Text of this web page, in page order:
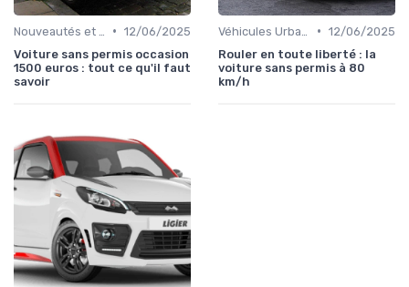
• 12/06/2025
Voiture sans permis occasion
1500 euros : tout ce qu'il faut
savoir
• 12/06/2025
Rouler en toute liberté : la
voiture sans permis à 80
km/h